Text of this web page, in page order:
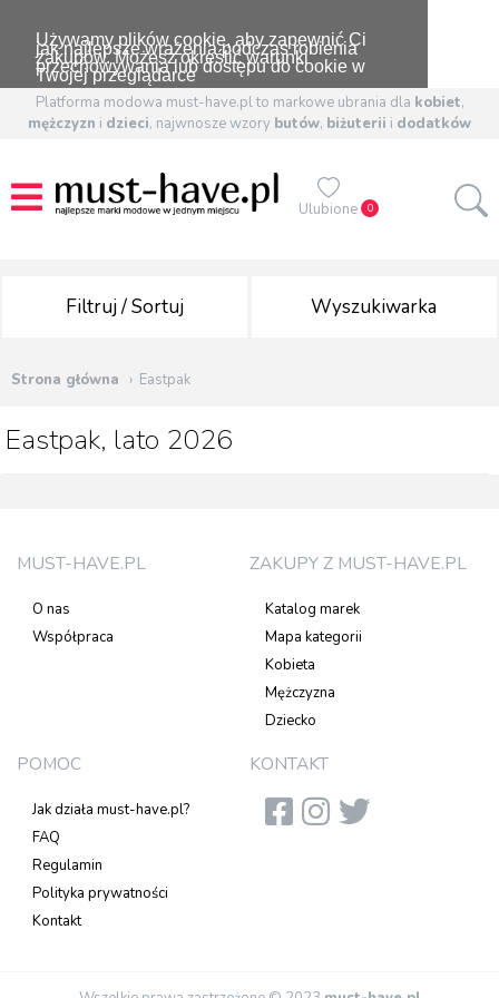
Używamy plików cookie, aby zapewnić Ci
jak najlepsze wrażenia podczas robienia
zakupów. Możesz określić warunki
przechowywania lub dostępu do cookie w
Twojej przeglądarce
Platforma modowa must-have.pl to markowe ubrania dla kobiet,
mężczyzn i dzieci, najwnosze wzory butów, biżuterii i dodatków
Ulubione 0
Filtruj / Sortuj Wyszukiwarka
Strona główna Eastpak
Eastpak, lato 2026
MUST-HAVE.PL
O nas
Współpraca
ZAKUPY Z MUST-HAVE.PL
Katalog marek
Mapa kategorii
Kobieta
Mężczyzna
Dziecko
POMOC
Jak działa must-have.pl?
FAQ
Regulamin
Polityka prywatności
Kontakt
KONTAKT